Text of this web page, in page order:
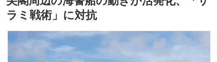
ラミ戦術」に対抗